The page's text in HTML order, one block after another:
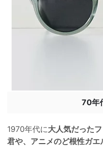
70年
1970年代に大人気だった
君や、アニメのど根性ガ